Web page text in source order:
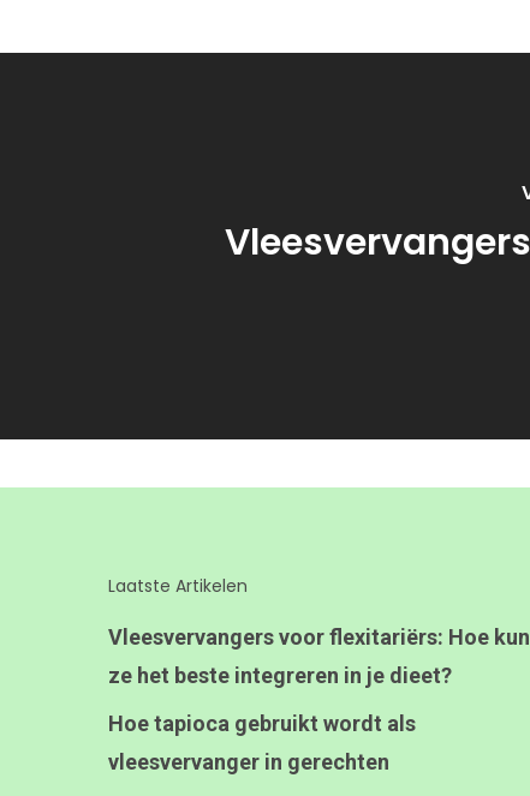
Laatste Artikelen
Vleesvervangers voor flexitariërs: Hoe
ze het beste integreren in je dieet?
Hoe tapioca gebruikt wordt als
vleesvervanger in gerechten